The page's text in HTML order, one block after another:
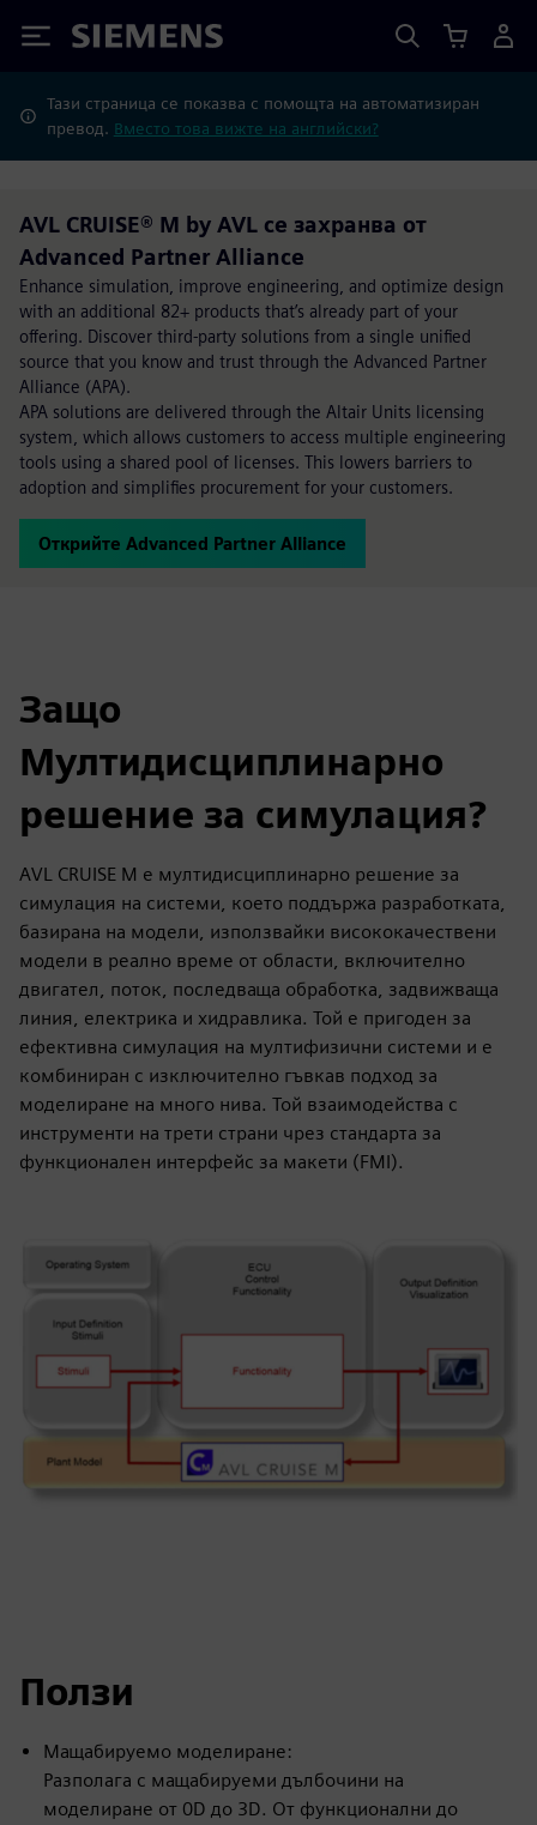
Siemens
Тази страница се показва с помощта на автоматизиран
превод. Вместо това вижте на английски?
AVL CRUISE® M by AVL се захранва от
Advanced Partner Alliance
Enhance simulation, improve engineering, and optimize design
with an additional 82+ products that’s already part of your
offering. Discover third-party solutions from a single unified
source that you know and trust through the Advanced Partner
Alliance (APA).
APA solutions are delivered through the Altair Units licensing
system, which allows customers to access multiple engineering
tools using a shared pool of licenses. This lowers barriers to
adoption and simplifies procurement for your customers.
Открийте Advanced Partner Alliance
Защо
Мултидисциплинарно
решение за симулация?
AVL CRUISE M е мултидисциплинарно решение за
симулация на системи, което поддържа разработката,
базирана на модели, използвайки висококачествени
модели в реално време от области, включително
двигател, поток, последваща обработка, задвижваща
линия, електрика и хидравлика. Той е пригоден за
ефективна симулация на мултифизични системи и е
комбиниран с изключително гъвкав подход за
моделиране на много нива. Той взаимодейства с
инструменти на трети страни чрез стандарта за
функционален интерфейс за макети (FMI).
Ползи
Мащабируемо моделиране:
Разполага с мащабируеми дълбочини на
моделиране от 0D до 3D. От функционални до